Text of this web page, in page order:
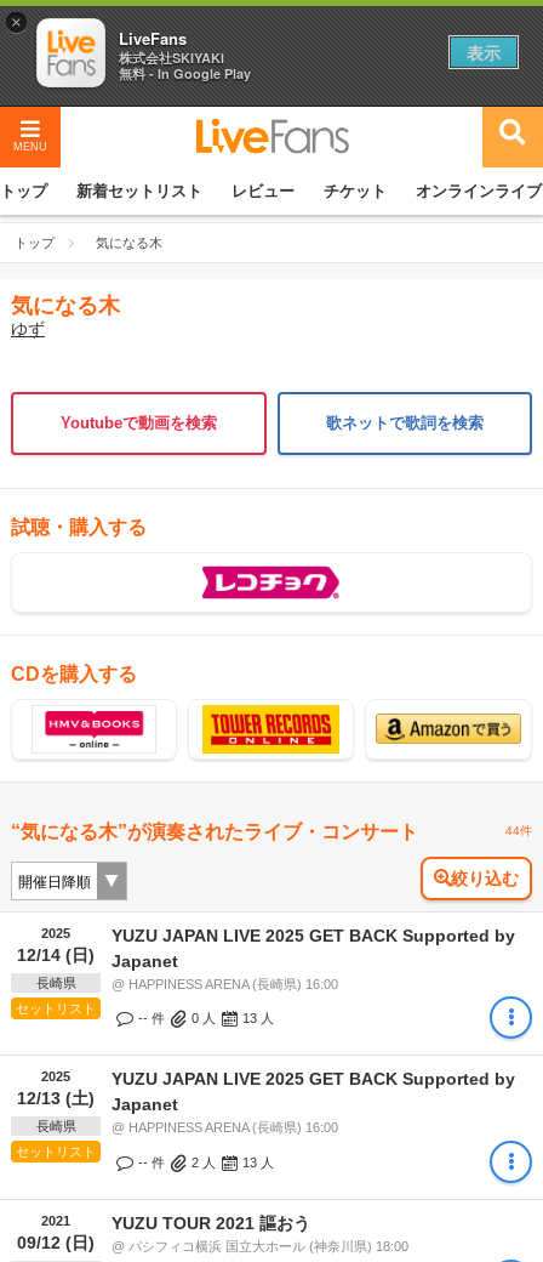
MENU
トップ 新着セットリスト レビュー チケット オンラインライブ
トップ 気になる木
気になる木
ゆず
Youtubeで動画を検索 歌ネットで歌詞を検索
試聴・購入する
CDを購入する
“気になる木”が演奏されたライブ・コンサート 44件
絞り込む
2025
12/14 (日)
長崎県
セットリスト
YUZU JAPAN LIVE 2025 GET BACK Supported by
Japanet
@ HAPPINESS ARENA (長崎県) 16:00
-- 件 0 人 13 人
2025
12/13 (土)
長崎県
セットリスト
YUZU JAPAN LIVE 2025 GET BACK Supported by
Japanet
@ HAPPINESS ARENA (長崎県) 16:00
-- 件 2 人 13 人
2021
09/12 (日)
YUZU TOUR 2021 謳おう
@ パシフィコ横浜 国立大ホール (神奈川県) 18:00
×
LiveFans
株式会社SKIYAKI
無料 - In Google Play
表示